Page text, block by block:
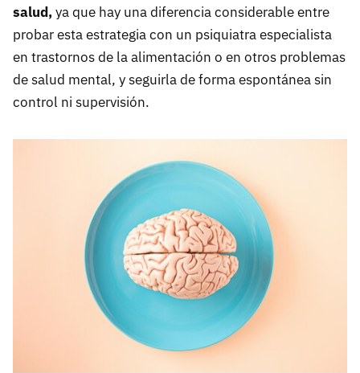
salud,ya que hay una diferencia considerable entre
probar esta estrategia con un psiquiatra especialista
en trastornos de la alimentación o en otros problemas
de salud mental, y seguirla de forma espontánea sin
control ni supervisión.